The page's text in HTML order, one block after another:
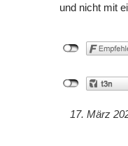
und nicht mit
17. März